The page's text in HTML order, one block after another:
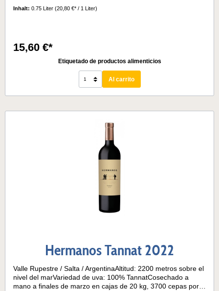
paladar, de larga duración. Temperatura de servicio 15° - 18°
Inhalt: 0.75 Liter (20,80 €* / 1 Liter)
15,60 €*
Etiquetado de productos alimenticios
Al carrito
Hermanos Tannat 2022
Valle Rupestre / Salta / ArgentinaAltitud: 2200 metros sobre el
nivel del marVariedad de uva: 100% TannatCosechado a
mano a finales de marzo en cajas de 20 kg, 3700 cepas por